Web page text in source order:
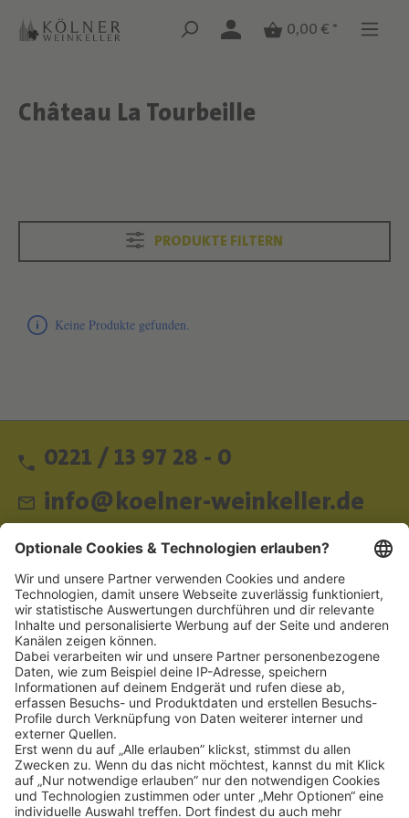
Zum Hauptinhalt springen
Zum Hauptinhalt springen
0,00 € *
Text überspringen
Château La Tourbeille
Text überspringen
PRODUKTE FILTERN
Keine Produkte gefunden.
0221 / 13 97 28 - 0
info@koelner-weinkeller.de
Schnellzugriff
ZAHLUNGSMETHODEN
SOCIAL
NEWSLETTER
BESUCHEN SIE UNS